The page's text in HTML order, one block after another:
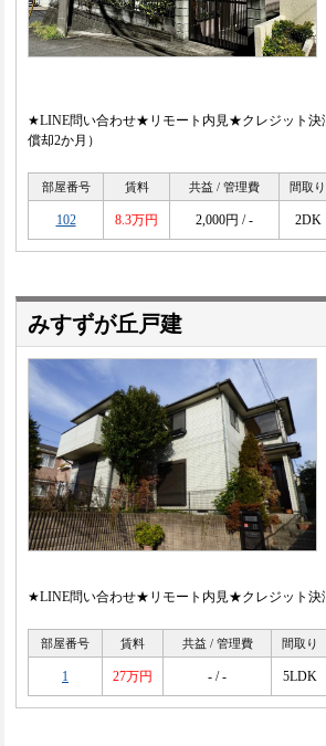
★LINE問い合わせ★リモート内見★クレジット決
償却2か月）
部屋番号 賃料 共益 / 管理費 間取り
102 8.3万円 2,000円 / - 2DK
みすずが丘戸建
★LINE問い合わせ★リモート内見★クレジット
部屋番号 賃料 共益 / 管理費 間取り
1 27万円 - / - 5LDK